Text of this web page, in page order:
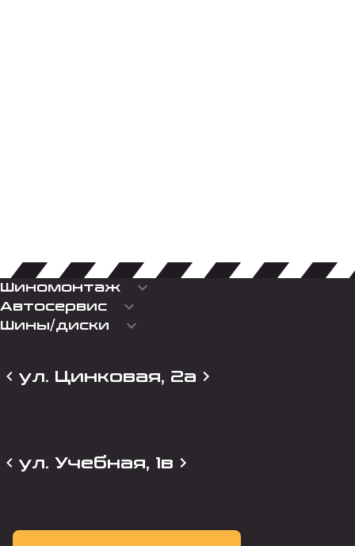
Шиномонтаж keyboard_arrow_down
Автосервис keyboard_arrow_down
Шины/диски keyboard_arrow_down
ул. Цинковая, 2а
ул. Учебная, 1в